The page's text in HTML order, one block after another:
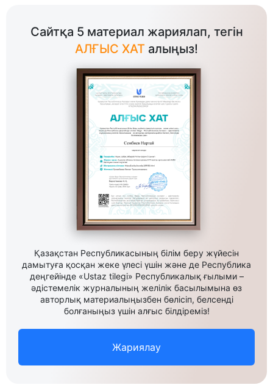
Сайтқа 5 материал жариялап, тегін
АЛҒЫС ХАТ алыңыз!
Қазақстан Республикасының білім беру жүйесін
дамытуға қосқан жеке үлесі үшін және де Республика
деңгейінде «Ustaz tilegi» Республикалық ғылыми –
әдістемелік журналының желілік басылымына өз
авторлық материалыңызбен бөлісіп, белсенді
болғаныңыз үшін алғыс білдіреміз!
Жариялау